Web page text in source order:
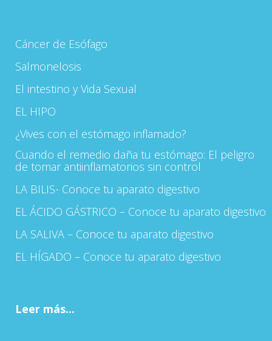
Cáncer de Esófago
Salmonelosis
El intestino y Vida Sexual
EL HIPO
¿Vives con el estómago inflamado?
Cuando el remedio daña tu estómago: El peligro
de tomar antiinflamatorios sin control
LA BILIS- Conoce tu aparato digestivo
EL ÁCIDO GÁSTRICO – Conoce tu aparato digestivo
LA SALIVA – Conoce tu aparato digestivo
EL HÍGADO – Conoce tu aparato digestivo
Leer más...